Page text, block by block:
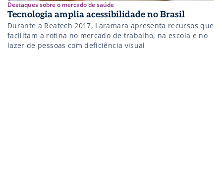
Destaques sobre o mercado de saúde
Tecnologia amplia acessibilidade no Brasil
Durante a Reatech 2017, Laramara apresenta recursos que
facilitam a rotina no mercado de trabalho, na escola e no
lazer de pessoas com deficiência visual